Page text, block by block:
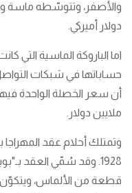
دولار أميركي.
اما الباروكة الماسية التي
حساباتها في شبكات
ملايين دولار.
وتمتلك أحلام عقد المهراجا